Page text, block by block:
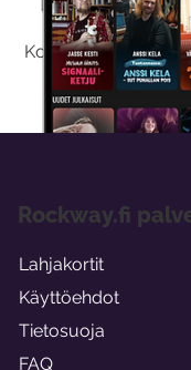
Kokeilemalla
Rockway.fi
Lahjakortit
Käyttöehdot
Tietosuoja
FAQ